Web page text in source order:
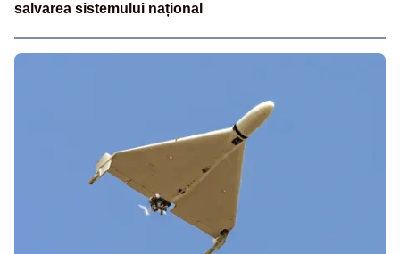
salvarea sistemului național